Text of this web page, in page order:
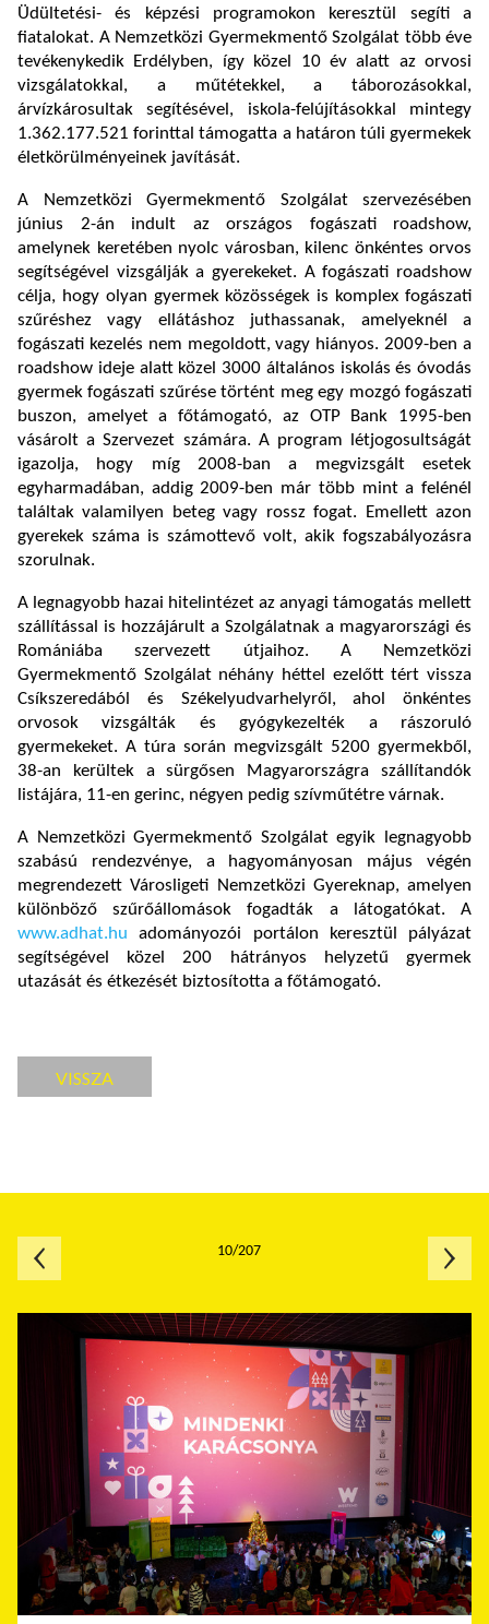
Üdültetési- és képzési programokon keresztül segíti a
fiatalokat. A Nemzetközi Gyermekmentő Szolgálat több éve
tevékenykedik Erdélyben, így közel 10 év alatt az orvosi
vizsgálatokkal, a műtétekkel, a táborozásokkal,
árvízkárosultak segítésével, iskola-felújításokkal mintegy
1.362.177.521 forinttal támogatta a határon túli gyermekek
életkörülményeinek javítását.
A Nemzetközi Gyermekmentő Szolgálat szervezésében
június 2-án indult az országos fogászati roadshow,
amelynek keretében nyolc városban, kilenc önkéntes orvos
segítségével vizsgálják a gyerekeket. A fogászati roadshow
célja, hogy olyan gyermek közösségek is komplex fogászati
szűréshez vagy ellátáshoz juthassanak, amelyeknél a
fogászati kezelés nem megoldott, vagy hiányos. 2009-ben a
roadshow ideje alatt közel 3000 általános iskolás és óvodás
gyermek fogászati szűrése történt meg egy mozgó fogászati
buszon, amelyet a főtámogató, az OTP Bank 1995-ben
vásárolt a Szervezet számára. A program létjogosultságát
igazolja, hogy míg 2008-ban a megvizsgált esetek
egyharmadában, addig 2009-ben már több mint a felénél
találtak valamilyen beteg vagy rossz fogat. Emellett azon
gyerekek száma is számottevő volt, akik fogszabályozásra
szorulnak.
A legnagyobb hazai hitelintézet az anyagi támogatás mellett
szállítással is hozzájárult a Szolgálatnak a magyarországi és
Romániába szervezett útjaihoz. A Nemzetközi
Gyermekmentő Szolgálat néhány héttel ezelőtt tért vissza
Csíkszeredából és Székelyudvarhelyről, ahol önkéntes
orvosok vizsgálták és gyógykezelték a rászoruló
gyermekeket. A túra során megvizsgált 5200 gyermekből,
38-an kerültek a sürgősen Magyarországra szállítandók
listájára, 11-en gerinc, négyen pedig szívműtétre várnak.
A Nemzetközi Gyermekmentő Szolgálat egyik legnagyobb
szabású rendezvénye, a hagyományosan május végén
megrendezett Városligeti Nemzetközi Gyereknap, amelyen
különböző szűrőállomások fogadták a látogatókat. A
www.adhat.hu adományozói portálon keresztül pályázat
segítségével közel 200 hátrányos helyzetű gyermek
utazását és étkezését biztosította a főtámogató.
VISSZA
10/207